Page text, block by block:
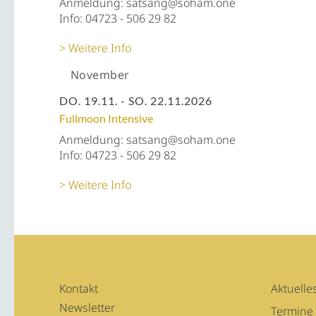
Info: 04723 - 506 29 82
Weitere Info
November
DO. 19.11. - SO. 22.11.2026
Fullmoon Intensive
Anmeldung: satsang@soham.one
Info: 04723 - 506 29 82
Weitere Info
Kontakt
Newsletter
Termine